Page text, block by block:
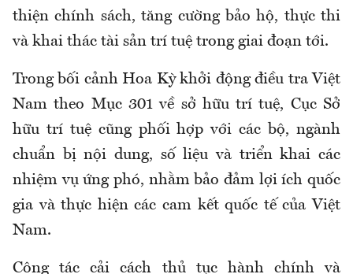
thiện chính sách, tăng cường bảo hộ, thực thi
và khai thác tài sản trí tuệ trong giai đoạn tới.
Trong bối cảnh Hoa Kỳ khởi động điều tra Việt
Nam theo Mục 301 về sở hữu trí tuệ, Cục Sở
hữu trí tuệ cũng phối hợp với các bộ, ngành
chuẩn bị nội dung, số liệu và triển khai các
nhiệm vụ ứng phó, nhằm bảo đảm lợi ích quốc
gia và thực hiện các cam kết quốc tế của Việt
Nam.
Công tác cải cách thủ tục hành chính và